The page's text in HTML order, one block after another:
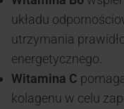
układu
utrzymania
energetycznego.
Witamina C
kolagenu w celu